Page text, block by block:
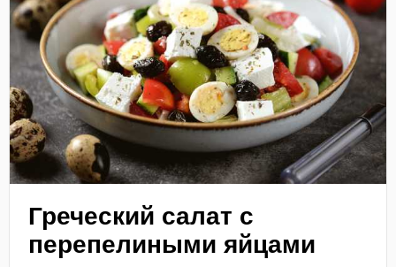
Греческий салат с
перепелиными яйцами